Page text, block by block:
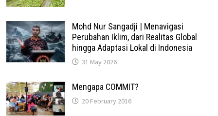
Mohd Nur Sangadji | Menavigasi
Perubahan Iklim, dari Realitas Global
hingga Adaptasi Lokal di Indonesia
31 May 2026
Mengapa COMMIT?
20 February 2016